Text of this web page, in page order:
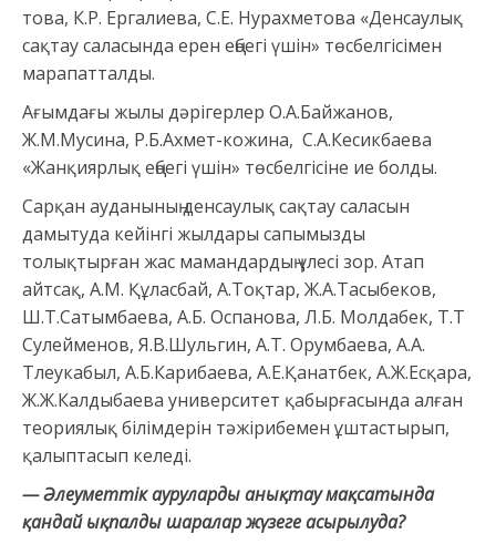
това, К.Р. Ергалиева, С.Е. Нурахметова «Денсаулық
сақтау саласында ерен еңбегі үшін» төсбелгісімен
марапатталды.
Ағымдағы жылы дәрігерлер О.А.Байжанов,
Ж.М.Мусина, Р.Б.Ахмет-кожина, С.А.Кесикбаева
«Жанқиярлық еңбегі үшін» төсбелгісіне ие болды.
Сарқан ауданының денсаулық сақтау саласын
дамытуда кейінгі жылдары сапымызды
толықтырған жас мамандардың үлесі зор. Атап
айтсақ, А.М. Құласбай, А.Тоқтар, Ж.А.Тасыбеков,
Ш.Т.Сатымбаева, А.Б. Оспанова, Л.Б. Молдабек, Т.Т
Сулейменов, Я.В.Шульгин, А.Т. Орумбаева, А.А.
Тлеукабыл, А.Б.Карибаева, А.Е.Қанатбек, А.Ж.Есқара,
Ж.Ж.Калдыбаева университет қабырғасында алған
теориялық білімдерін тәжірибемен ұштастырып,
қалыптасып келеді.
— Әлеуметтік ауруларды анықтау мақсатында
қандай ықпалды шаралар жүзеге асырылуда?